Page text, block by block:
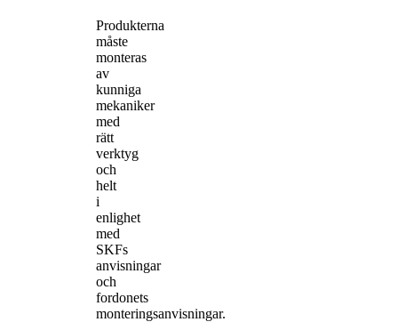
Produkterna
måste
monteras
av
kunniga
mekaniker
med
rätt
verktyg
och
helt
i
enlighet
med
SKFs
anvisningar
och
fordonets
monteringsanvisningar.